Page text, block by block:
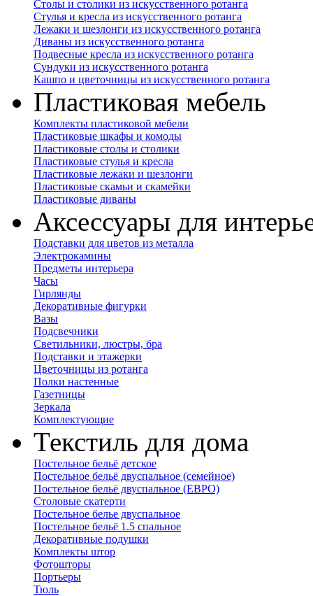
Столы и столики из искусственного ротанга
Стулья и кресла из искусственного ротанга
Лежаки и шезлонги из искусственного ротанга
Диваны из искусственного ротанга
Подвесные кресла из искусственного ротанга
Сундуки из искусственного ротанга
Кашпо и цветочницы из искусственного ротанга
Пластиковая мебель
Комплекты пластиковой мебели
Пластиковые шкафы и комоды
Пластиковые столы и столики
Пластиковые стулья и кресла
Пластиковые лежаки и шезлонги
Пластиковые скамьи и скамейки
Пластиковые диваны
Аксессуары для
Подставки для цветов из металла
Электрокамины
Предметы интерьера
Часы
Гирлянды
Декоративные фигурки
Вазы
Подсвечники
Светильники, люстры, бра
Подставки и этажерки
Цветочницы из ротанга
Полки настенные
Газетницы
Зеркала
Комплектующие
Текстиль для дома
Постельное бельё детское
Постельное бельё двуспальное (семейное)
Постельное бельё двуспальное (ЕВРО)
Столовые скатерти
Постельное белье двуспальное
Постельное бельё 1.5 спальное
Декоративные подушки
Комплекты штор
Фотошторы
Портьеры
Тюль